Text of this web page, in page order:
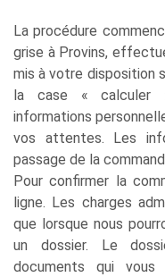
La procédure
grise à Provins,
mis à votre disposition
la case « calculer
informations
vos attentes. Les
passage de la
Pour confirmer la
ligne. Les charges
que lorsque nous
un dossier. Le
documents qui